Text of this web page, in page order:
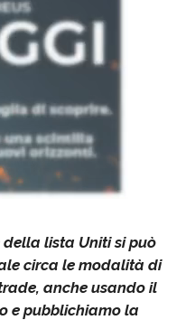
lista Uniti si può
circa le modalità di
anche usando il
e pubblichiamo la